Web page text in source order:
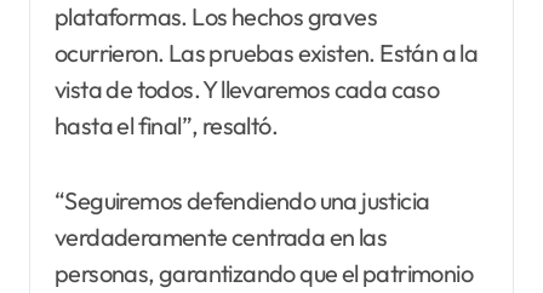
plataformas. Los hechos graves
ocurrieron. Las pruebas existen. Están a la
vista de todos. Y llevaremos cada caso
hasta el final”, resaltó.
“Seguiremos defendiendo una justicia
verdaderamente centrada en las
personas, garantizando que el patrimonio